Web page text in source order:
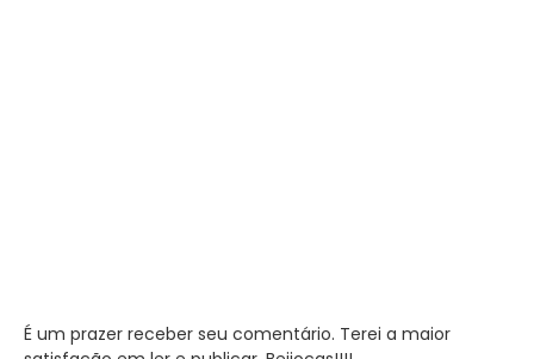
É um prazer receber seu comentário. Terei a maior